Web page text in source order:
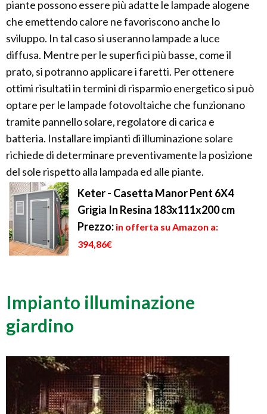
piante possono essere più adatte le lampade alogene
che emettendo calore ne favoriscono anche lo
sviluppo. In tal caso si useranno lampade a luce
diffusa. Mentre per le superfici più basse, come il
prato, si potranno applicare i faretti. Per ottenere
ottimi risultati in termini di risparmio energetico si può
optare per le lampade fotovoltaiche che funzionano
tramite pannello solare, regolatore di carica e
batteria. Installare impianti di illuminazione solare
richiede di determinare preventivamente la posizione
del sole rispetto alla lampada ed alle piante.
Keter - Casetta Manor Pent 6X4
Grigia In Resina 183x111x200 cm
Prezzo: in offerta su Amazon a:
394,86€
Impianto illuminazione
giardino